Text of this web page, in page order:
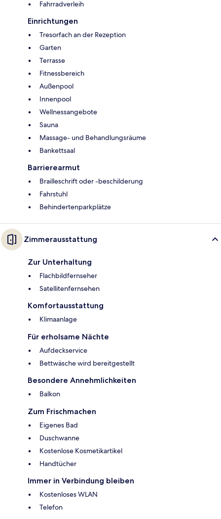
Fahrradverleih
Einrichtungen
Tresorfach an der Rezeption
Garten
Terrasse
Fitnessbereich
Außenpool
Innenpool
Wellnessangebote
Sauna
Massage- und Behandlungsräume
Bankettsaal
Barrierearmut
Brailleschrift oder -beschilderung
Fahrstuhl
Behindertenparkplätze
Zimmerausstattung
Zur Unterhaltung
Flachbildfernseher
Satellitenfernsehen
Komfortausstattung
Klimaanlage
Für erholsame Nächte
Aufdeckservice
Bettwäsche wird bereitgestellt
Besondere Annehmlichkeiten
Balkon
Zum Frischmachen
Eigenes Bad
Duschwanne
Kostenlose Kosmetikartikel
Handtücher
Immer in Verbindung bleiben
Kostenloses WLAN
Telefon